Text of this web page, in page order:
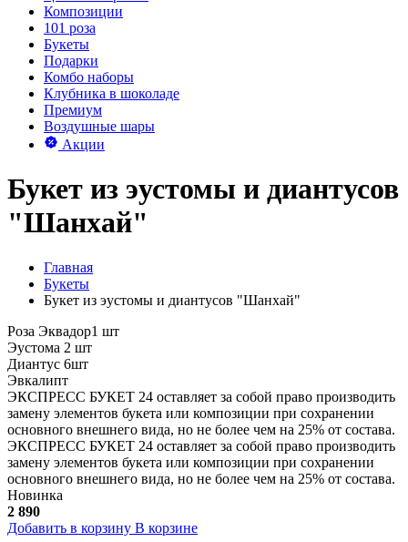
Композиции
101 роза
Букеты
Подарки
Комбо наборы
Клубника в шоколаде
Премиум
Воздушные шары
Акции
Букет из эустомы и диантусов
"Шанхай"
Главная
Букеты
Букет из эустомы и диантусов "Шанхай"
Роза Эквадор1 шт
Эустома 2 шт
Диантус 6шт
Эвкалипт
ЭКСПРЕСС БУКЕТ 24 оставляет за собой право производить
замену элементов букета или композиции при сохранении
основного внешнего вида, но не более чем на 25% от состава.
ЭКСПРЕСС БУКЕТ 24 оставляет за собой право производить
замену элементов букета или композиции при сохранении
основного внешнего вида, но не более чем на 25% от состава.
Новинка
2 890
Добавить в корзину В корзине